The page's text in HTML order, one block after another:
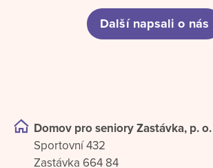
Další napsali o nás
Domov pro seniory Zastávka, p. o.
Sportovní 432
Zastávka 664 84